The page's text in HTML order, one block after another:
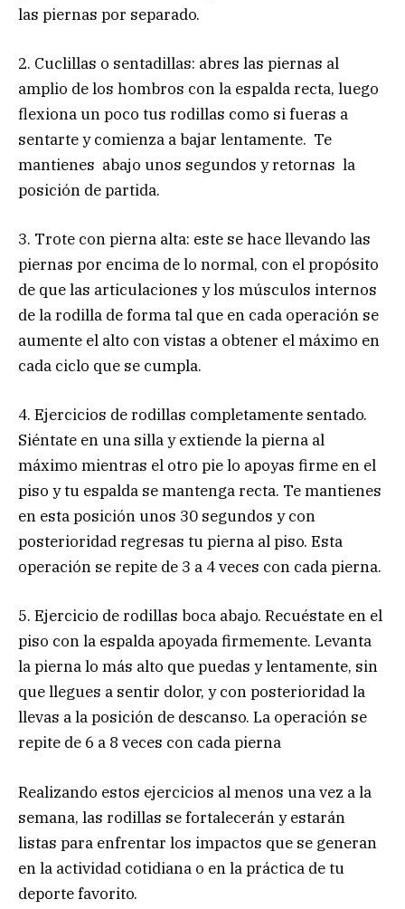
las piernas por separado.
2. Cuclillas o sentadillas: abres las piernas al
amplio de los hombros con la espalda recta, luego
flexiona un poco tus rodillas como si fueras a
sentarte y comienza a bajar lentamente. Te
mantienes abajo unos segundos y retornas la
posición de partida.
3. Trote con pierna alta: este se hace llevando las
piernas por encima de lo normal, con el propósito
de que las articulaciones y los músculos internos
de la rodilla de forma tal que en cada operación se
aumente el alto con vistas a obtener el máximo en
cada ciclo que se cumpla.
4. Ejercicios de rodillas completamente sentado.
Siéntate en una silla y extiende la pierna al
máximo mientras el otro pie lo apoyas firme en el
piso y tu espalda se mantenga recta. Te mantienes
en esta posición unos 30 segundos y con
posterioridad regresas tu pierna al piso. Esta
operación se repite de 3 a 4 veces con cada pierna.
5. Ejercicio de rodillas boca abajo. Recuéstate en el
piso con la espalda apoyada firmemente. Levanta
la pierna lo más alto que puedas y lentamente, sin
que llegues a sentir dolor, y con posterioridad la
llevas a la posición de descanso. La operación se
repite de 6 a 8 veces con cada pierna
Realizando estos ejercicios al menos una vez a la
semana, las rodillas se fortalecerán y estarán
listas para enfrentar los impactos que se generan
en la actividad cotidiana o en la práctica de tu
deporte favorito.